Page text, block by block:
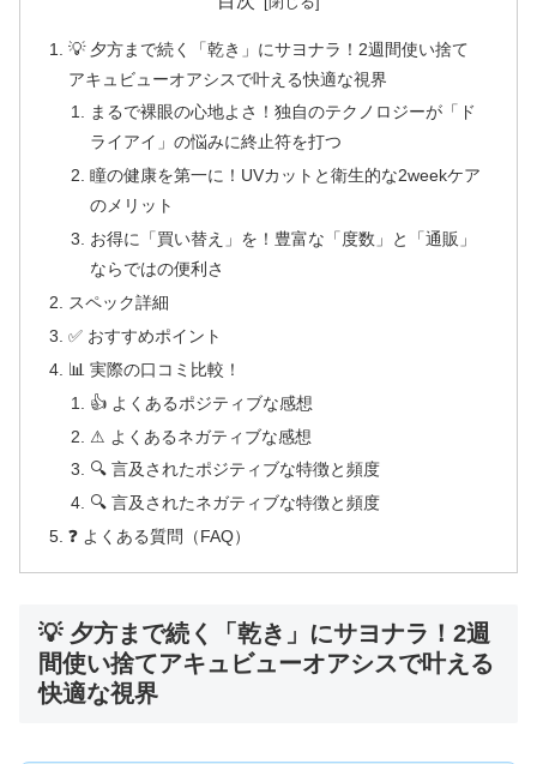
💡 夕方まで続く「乾き」にサヨナラ！2週間使い捨て
アキュビューオアシスで叶える快適な視界
まるで裸眼の心地よさ！独自のテクノロジーが「ド
ライアイ」の悩みに終止符を打つ
瞳の健康を第一に！UVカットと衛生的な2weekケア
のメリット
お得に「買い替え」を！豊富な「度数」と「通販」
ならではの便利さ
スペック詳細
✅ おすすめポイント
📊 実際の口コミ比較！
👍 よくあるポジティブな感想
⚠ よくあるネガティブな感想
🔍 言及されたポジティブな特徴と頻度
🔍 言及されたネガティブな特徴と頻度
❓ よくある質問（FAQ）
💡 夕方まで続く「乾き」にサヨナラ！2週
間使い捨てアキュビューオアシスで叶える
快適な視界